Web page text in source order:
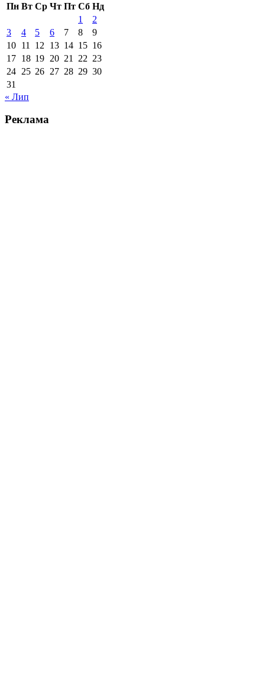
Пн Вт Ср Чт Пт Сб Нд
1
2
3
4 5 6 7 8
9
10 11 12 13 14 15 16
17 18 19 20 21 22 23
24 25 26 27 28 29 30
31
« Лип
Реклама